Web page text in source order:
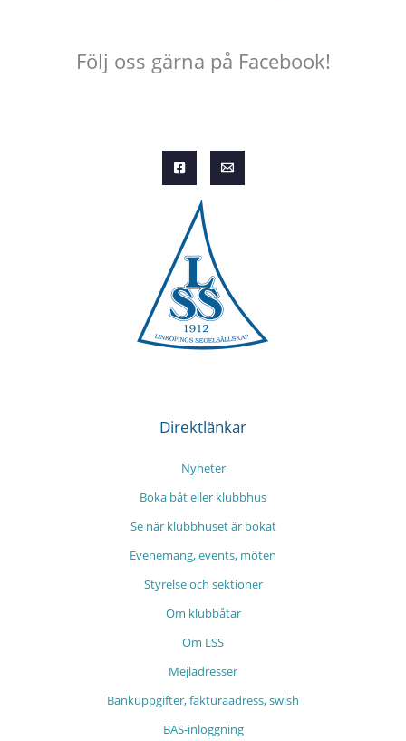
Följ oss gärna på Facebook!
Direktlänkar
Nyheter
Boka båt eller klubbhus
Se när klubbhuset är bokat
Evenemang, events, möten
Styrelse och sektioner
Om klubbåtar
Om LSS
Mejladresser
Bankuppgifter, fakturaadress, swish
BAS-inloggning